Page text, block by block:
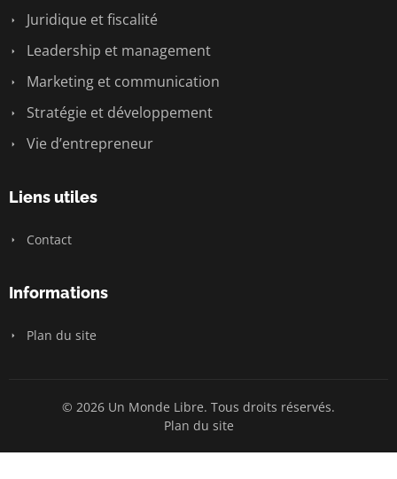
Juridique et fiscalité
Leadership et management
Marketing et communication
Stratégie et développement
Vie d’entrepreneur
Liens utiles
Contact
Informations
Plan du site
© 2026 Un Monde Libre. Tous droits réservés.
Plan du site